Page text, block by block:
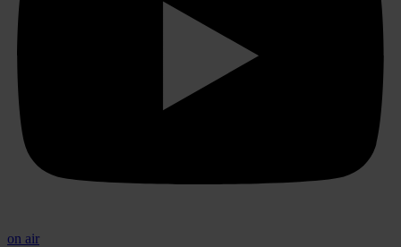
on air